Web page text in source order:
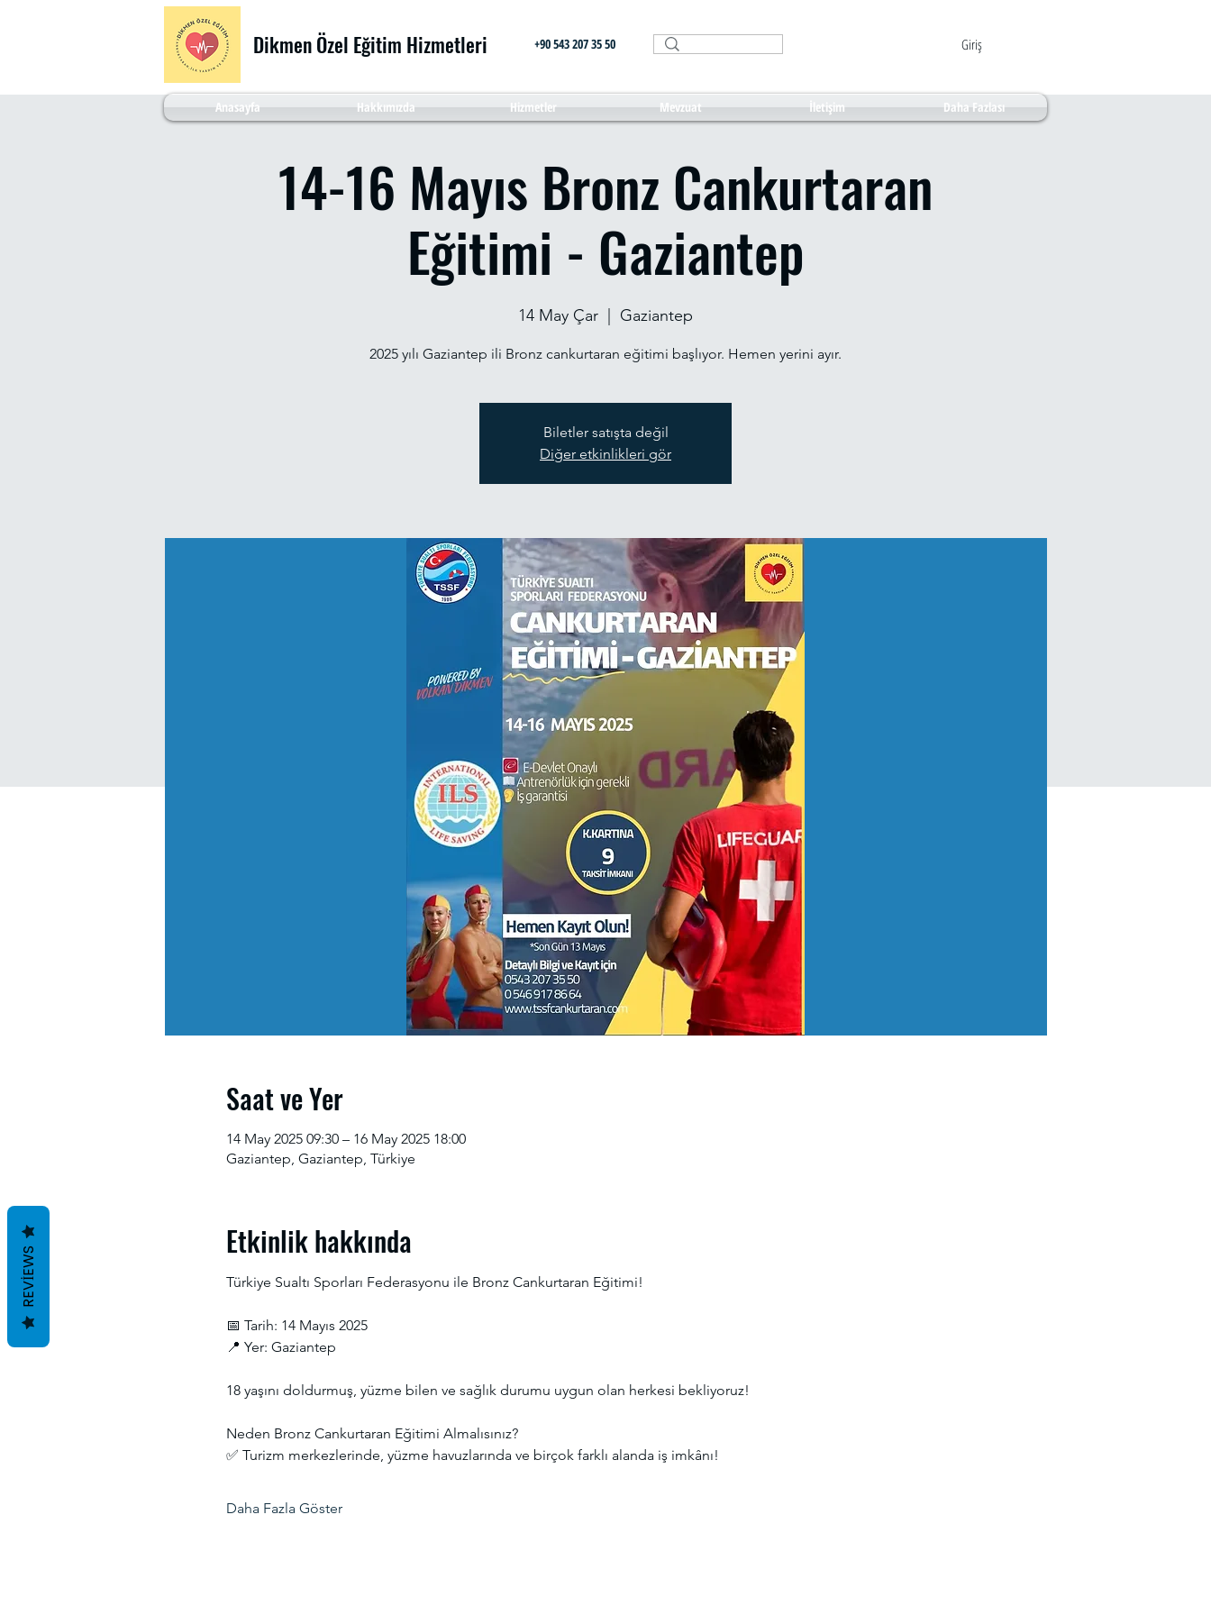
Dikmen Özel Eğitim Hizmetleri +90 543 207 35 50 Giriş
Anasayfa Hakkımızda Hizmetler Mevzuat İletişim Daha Fazlası
14-16 Mayıs Bronz Cankurtaran
Eğitimi - Gaziantep
14 May Çar Gaziantep
2025 yılı Gaziantep ili Bronz cankurtaran eğitimi başlıyor. Hemen yerini ayır.
Biletler satışta değil
Diğer etkinlikleri gör
Saat ve Yer
14 May 2025 09:30 – 16 May 2025 18:00
Gaziantep, Gaziantep, Türkiye
Etkinlik hakkında
Türkiye Sualtı Sporları Federasyonu ile Bronz Cankurtaran Eğitimi!
📅 Tarih: 14 Mayıs 2025
📍 Yer: Gaziantep
18 yaşını doldurmuş, yüzme bilen ve sağlık durumu uygun olan herkesi bekliyoruz!
Neden Bronz Cankurtaran Eğitimi Almalısınız?
✅ Turizm merkezlerinde, yüzme havuzlarında ve birçok farklı alanda iş imkânı!
Daha Fazla Göster
REVIEWS